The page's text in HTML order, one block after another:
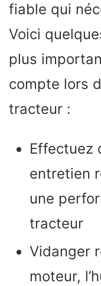
fiable qui
Voici
plus
compte lors
tracteur :
Effectuez
entretien
une
tracteur
Vidanger
moteur,